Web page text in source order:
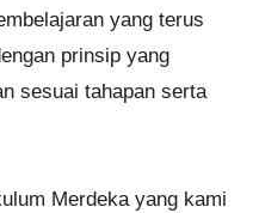
yang terus
prinsip yang
sesuai tahapan serta
Merdeka yang kami